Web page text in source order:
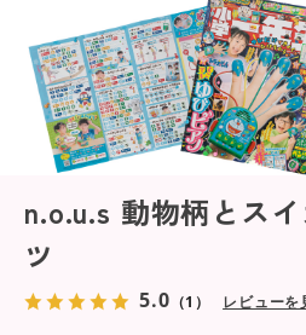
n.o.u.s 動物柄とス
ツ
5.0 （1） レビューを